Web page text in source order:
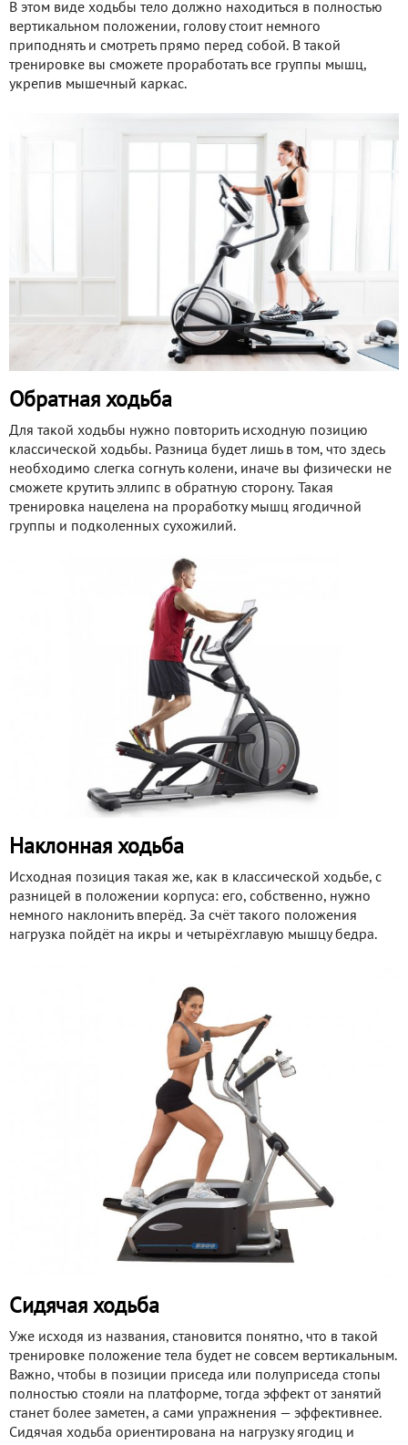
В этом виде ходьбы тело должно находиться в полностью
вертикальном положении, голову стоит немного
приподнять и смотреть прямо перед собой. В такой
тренировке вы сможете проработать все группы мышц,
укрепив мышечный каркас.
Обратная ходьба
Для такой ходьбы нужно повторить исходную позицию
классической ходьбы. Разница будет лишь в том, что здесь
необходимо слегка согнуть колени, иначе вы физически не
сможете крутить эллипс в обратную сторону. Такая
тренировка нацелена на проработку мышц ягодичной
группы и подколенных сухожилий.
Наклонная ходьба
Исходная позиция такая же, как в классической ходьбе, с
разницей в положении корпуса: его, собственно, нужно
немного наклонить вперёд. За счёт такого положения
нагрузка пойдёт на икры и четырёхглавую мышцу бедра.
Сидячая ходьба
Уже исходя из названия, становится понятно, что в такой
тренировке положение тела будет не совсем вертикальным.
Важно, чтобы в позиции приседа или полуприседа стопы
полностью стояли на платформе, тогда эффект от занятий
станет более заметен, а сами упражнения — эффективнее.
Сидячая ходьба ориентирована на нагрузку ягодиц и